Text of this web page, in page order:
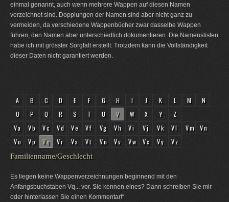
einmal genannt, auch wenn mehrere Wappen auf diesen Namen
verzeichnet sind. Dopplungen der Namen sind aber nicht ganz zu
vermeiden, da verschiedene Wappenbücher zwar dasselbe Wappen
führen, den Namen aber unterschiedlich dokumentieren. Die Namenslisten
habe ich mit grösster Sorgfalt erstellt. Trotzdem kann die Vollständigkeit
dieser Daten nicht garantiert werden.
A B C D E F G H I J K L M
N
O
P Q R S T U V W X Y
Z
Va
Vb Vc Vd Ve Vf Vg Vh Vi Vj Vk Vl Vm Vn
Vo
Vp Vq Vr Vs Vt Vu Vv Vw Vx Vy Vz
Familienname/Geschlecht
Es liegen keine Wappenverzeichnungen beginnend mit den
Anfangsbuchstaben Vq... vor. Sie kennen eines? Dann schreiben Sie mir
oder hinterlassen Sie einen Kommentar!“